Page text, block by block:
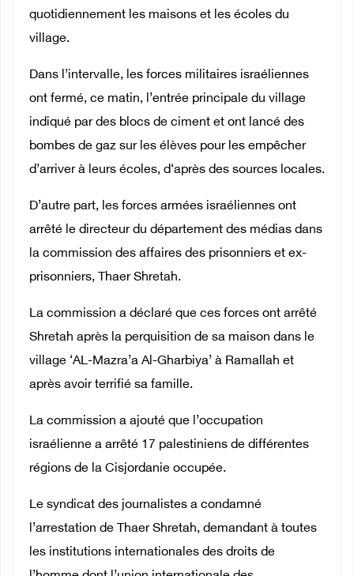
quotidiennement les maisons et les écoles du
village.
Dans l’intervalle, les forces militaires israéliennes
ont fermé, ce matin, l’entrée principale du village
indiqué par des blocs de ciment et ont lancé des
bombes de gaz sur les élèves pour les empêcher
d’arriver à leurs écoles, d‘après des sources locales.
D’autre part, les forces armées israéliennes ont
arrêté le directeur du département des médias dans
la commission des affaires des prisonniers et ex-
prisonniers, Thaer Shretah.
La commission a déclaré que ces forces ont arrêté
Shretah après la perquisition de sa maison dans le
village ‘AL-Mazra’a Al-Gharbiya’ à Ramallah et
après avoir terrifié sa famille.
La commission a ajouté que l’occupation
israélienne a arrêté 17 palestiniens de différentes
régions de la Cisjordanie occupée.
Le syndicat des journalistes a condamné
l’arrestation de Thaer Shretah, demandant à toutes
les institutions internationales des droits de